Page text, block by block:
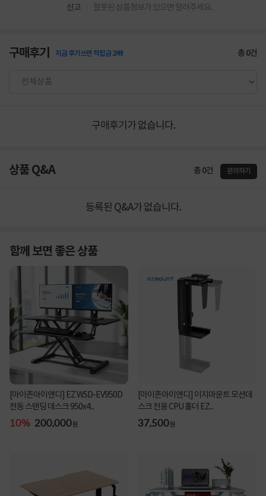
신고 잘못된 상품정보가 있으면 알려주세요.
구매후기 지금 후기쓰면 적립금 2배! 총0건
구매후기가 없습니다.
상품 Q&A 총 0건 문의하기
등록된 Q&A가 없습니다.
함께 보면 좋은 상품
[아이존아이앤디] EZ WSD-EV950D
전동 스탠딩 데스크 950x4...
10% 200,000원
[아이존아이앤디] 이지마운트 모션데
스크 전용 CPU 홀더 EZ...
37,500원